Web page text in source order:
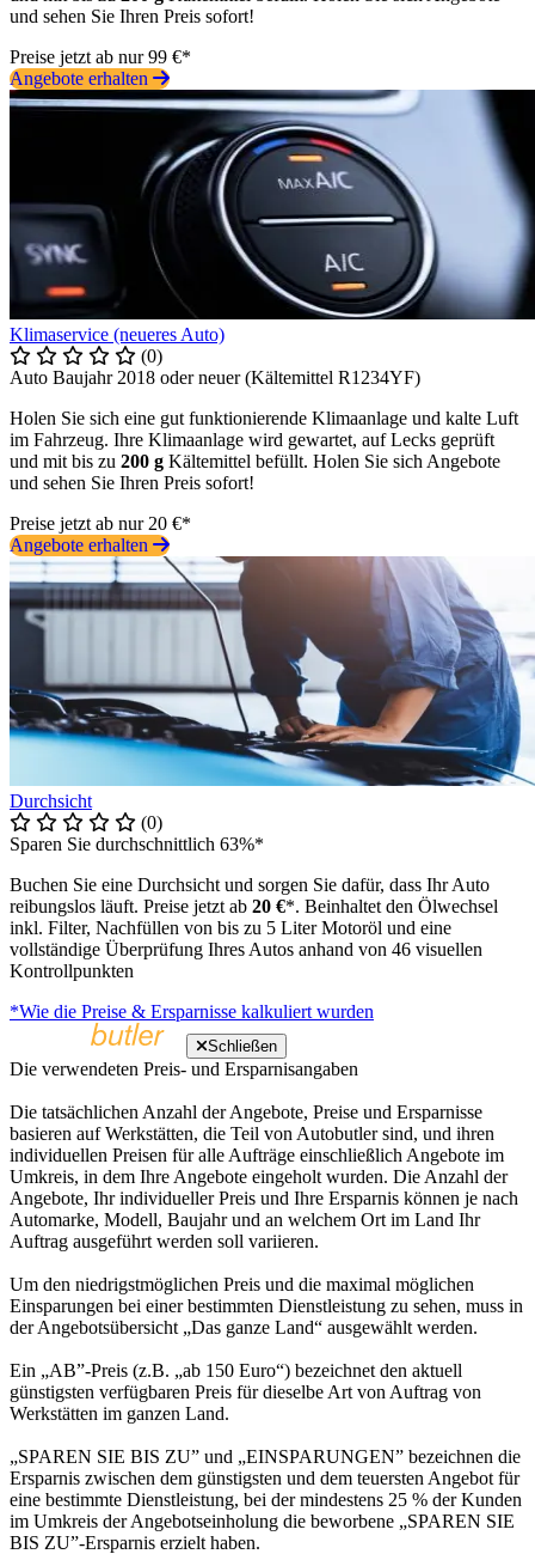
und sehen Sie Ihren Preis sofort!
Preise jetzt ab nur 99 €*
Angebote erhalten
Klimaservice (neueres Auto)
(0)
Auto Baujahr 2018 oder neuer (Kältemittel R1234YF)
Holen Sie sich eine gut funktionierende Klimaanlage und kalte Luft
im Fahrzeug. Ihre Klimaanlage wird gewartet, auf Lecks geprüft
und mit bis zu 200 g Kältemittel befüllt. Holen Sie sich Angebote
und sehen Sie Ihren Preis sofort!
Preise jetzt ab nur 20 €*
Angebote erhalten
Durchsicht
(0)
Sparen Sie durchschnittlich 63%*
Buchen Sie eine Durchsicht und sorgen Sie dafür, dass Ihr Auto
reibungslos läuft. Preise jetzt ab 20 €*. Beinhaltet den Ölwechsel
inkl. Filter, Nachfüllen von bis zu 5 Liter Motoröl und eine
vollständige Überprüfung Ihres Autos anhand von 46 visuellen
Kontrollpunkten
*Wie die Preise & Ersparnisse kalkuliert wurden
Schließen
Die verwendeten Preis- und Ersparnisangaben
Die tatsächlichen Anzahl der Angebote, Preise und Ersparnisse
basieren auf Werkstätten, die Teil von Autobutler sind, und ihren
individuellen Preisen für alle Aufträge einschließlich Angebote im
Umkreis, in dem Ihre Angebote eingeholt wurden. Die Anzahl der
Angebote, Ihr individueller Preis und Ihre Ersparnis können je nach
Automarke, Modell, Baujahr und an welchem Ort im Land Ihr
Auftrag ausgeführt werden soll variieren.
Um den niedrigstmöglichen Preis und die maximal möglichen
Einsparungen bei einer bestimmten Dienstleistung zu sehen, muss in
der Angebotsübersicht „Das ganze Land“ ausgewählt werden.
Ein „AB”-Preis (z.B. „ab 150 Euro“) bezeichnet den aktuell
günstigsten verfügbaren Preis für dieselbe Art von Auftrag von
Werkstätten im ganzen Land.
„SPAREN SIE BIS ZU” und „EINSPARUNGEN” bezeichnen die
Ersparnis zwischen dem günstigsten und dem teuersten Angebot für
eine bestimmte Dienstleistung, bei der mindestens 25 % der Kunden
im Umkreis der Angebotseinholung die beworbene „SPAREN SIE
BIS ZU”-Ersparnis erzielt haben.